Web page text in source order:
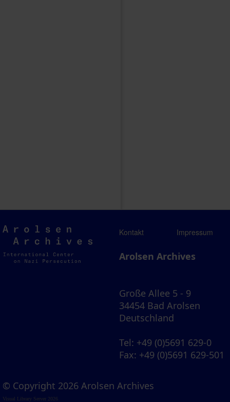
Arolsen
Archives
Kontakt Impressum
Arolsen Archives
Große Allee 5 - 9
34454 Bad Arolsen
Deutschland
Tel: +49 (0)5691 629-0
Fax: +49 (0)5691 629-501
© Copyright 2026 Arolsen Archives
Visual Library Server 2026